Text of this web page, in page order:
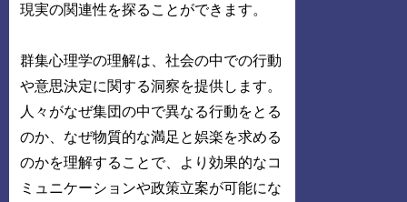
現実の関連性を探ることができます。
群集心理学の理解は、社会の中での行動
や意思決定に関する洞察を提供します。
人々がなぜ集団の中で異なる行動をとる
のか、なぜ物質的な満足と娯楽を求める
のかを理解することで、より効果的なコ
ミュニケーションや政策立案が可能にな